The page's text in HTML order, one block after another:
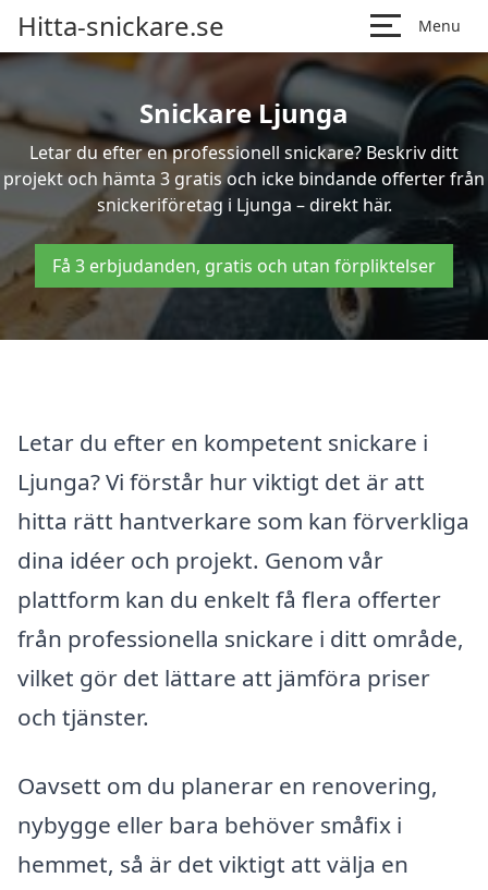
Hitta-snickare.se Menu
Snickare Ljunga
Letar du efter en professionell snickare? Beskriv ditt
projekt och hämta 3 gratis och icke bindande offerter från
snickeriföretag i Ljunga – direkt här.
Få 3 erbjudanden, gratis och utan förpliktelser
Letar du efter en kompetent snickare i
Ljunga? Vi förstår hur viktigt det är att
hitta rätt hantverkare som kan förverkliga
dina idéer och projekt. Genom vår
plattform kan du enkelt få flera offerter
från professionella snickare i ditt område,
vilket gör det lättare att jämföra priser
och tjänster.
Oavsett om du planerar en renovering,
nybygge eller bara behöver småfix i
hemmet, så är det viktigt att välja en